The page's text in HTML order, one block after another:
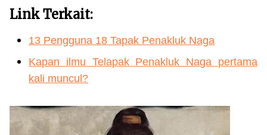
Link Terkait:
13 Pengguna 18 Tapak Penakluk Naga
Kapan ilmu Telapak Penakluk Naga pertama
kali muncul?